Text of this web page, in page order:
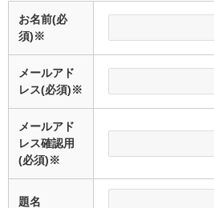
お名前(必
須) ※
メールアド
レス(必須) ※
メールアド
レス確認用
(必須) ※
題名